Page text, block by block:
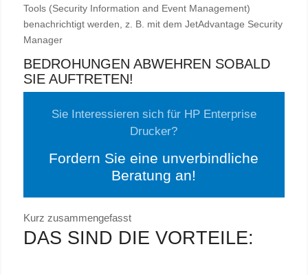
Tools (Security Information and Event Management)
benachrichtigt werden, z. B. mit dem JetAdvantage Security
Manager
BEDROHUNGEN ABWEHREN SOBALD
SIE AUFTRETEN!
Sie Interessieren sich für HP Enterprise
Drucker?
Fordern Sie eine unverbindliche
Beratung an!
Kurz zusammengefasst
DAS SIND DIE VORTEILE: